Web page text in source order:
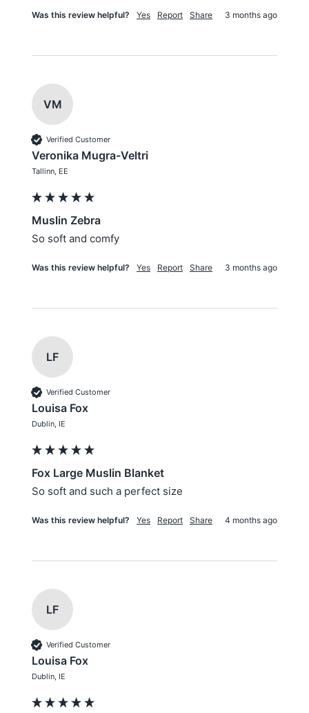
Was this review helpful? Yes Report Share 3 months ago
VM
Verified Customer
Veronika Mugra-Veltri
Tallinn, EE
Muslin Zebra
So soft and comfy
Was this review helpful? Yes Report Share 3 months ago
LF
Verified Customer
Louisa Fox
Dublin, IE
Fox Large Muslin Blanket
So soft and such a perfect size
Was this review helpful? Yes Report Share 4 months ago
LF
Verified Customer
Louisa Fox
Dublin, IE